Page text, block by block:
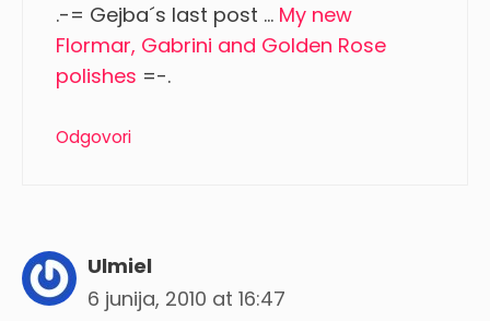
.-= Gejba´s last post … My new
Flormar, Gabrini and Golden Rose
polishes =-.
Odgovori
Ulmiel
6 junija, 2010 at 16:47